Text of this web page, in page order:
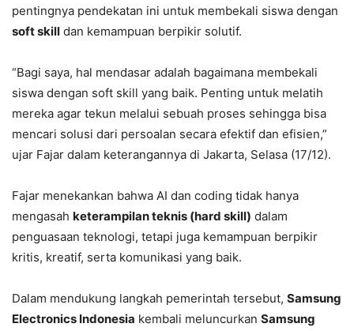
pentingnya pendekatan ini untuk membekali siswa dengan
soft skill dan kemampuan berpikir solutif.
“Bagi saya, hal mendasar adalah bagaimana membekali
siswa dengan soft skill yang baik. Penting untuk melatih
mereka agar tekun melalui sebuah proses sehingga bisa
mencari solusi dari persoalan secara efektif dan efisien,”
ujar Fajar dalam keterangannya di Jakarta, Selasa (17/12).
Fajar menekankan bahwa AI dan coding tidak hanya
mengasah keterampilan teknis (hard skill) dalam
penguasaan teknologi, tetapi juga kemampuan berpikir
kritis, kreatif, serta komunikasi yang baik.
Dalam mendukung langkah pemerintah tersebut, Samsung
Electronics Indonesia kembali meluncurkan Samsung